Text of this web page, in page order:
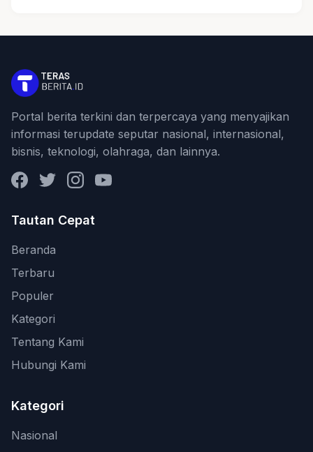
Portal berita terkini dan terpercaya yang menyajikan
informasi terupdate seputar nasional, internasional,
bisnis, teknologi, olahraga, dan lainnya.
FacebookTwitterInstagramYouTube
Tautan Cepat
Beranda
Terbaru
Populer
Kategori
Tentang Kami
Hubungi Kami
Kategori
Nasional